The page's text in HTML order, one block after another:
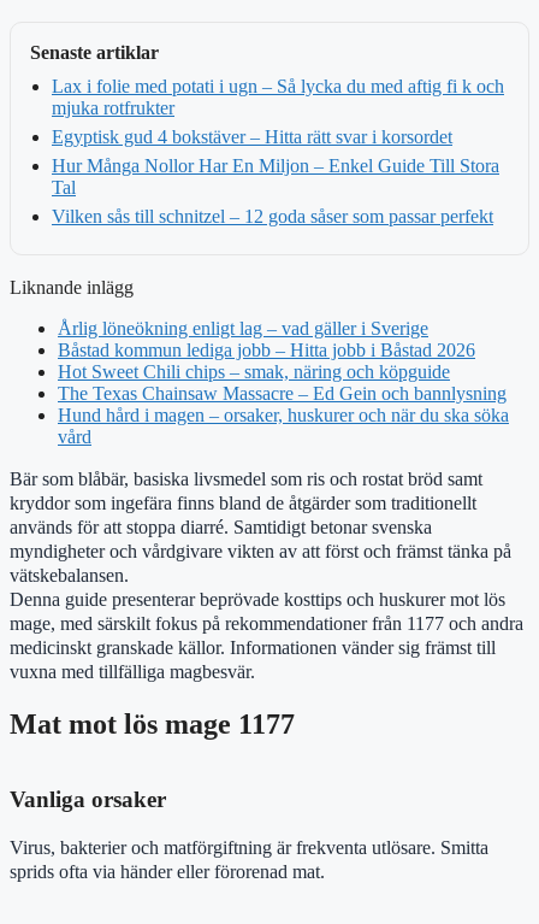
Senaste artiklar
Lax i folie med potati i ugn – Så lycka du med aftig fi k och
mjuka rotfrukter
Egyptisk gud 4 bokstäver – Hitta rätt svar i korsordet
Hur Många Nollor Har En Miljon – Enkel Guide Till Stora
Tal
Vilken sås till schnitzel – 12 goda såser som passar perfekt
Liknande inlägg
Årlig löneökning enligt lag – vad gäller i Sverige
Båstad kommun lediga jobb – Hitta jobb i Båstad 2026
Hot Sweet Chili chips – smak, näring och köpguide
The Texas Chainsaw Massacre – Ed Gein och bannlysning
Hund hård i magen – orsaker, huskurer och när du ska söka
vård
Bär som blåbär, basiska livsmedel som ris och rostat bröd samt
kryddor som ingefära finns bland de åtgärder som traditionellt
används för att stoppa diarré. Samtidigt betonar svenska
myndigheter och vårdgivare vikten av att först och främst tänka på
vätskebalansen.
Denna guide presenterar beprövade kosttips och huskurer mot lös
mage, med särskilt fokus på rekommendationer från 1177 och andra
medicinskt granskade källor. Informationen vänder sig främst till
vuxna med tillfälliga magbesvär.
Mat mot lös mage 1177
Vanliga orsaker
Virus, bakterier och matförgiftning är frekventa utlösare. Smitta
sprids ofta via händer eller förorenad mat.